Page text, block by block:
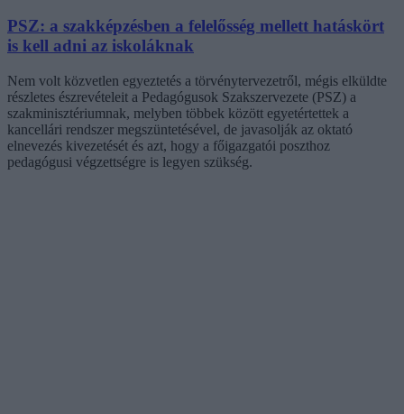
PSZ: a szakképzésben a felelősség mellett hatáskört
is kell adni az iskoláknak
Nem volt közvetlen egyeztetés a törvénytervezetről, mégis elküldte
részletes észrevételeit a Pedagógusok Szakszervezete (PSZ) a
szakminisztériumnak, melyben többek között egyetértettek a
kancellári rendszer megszüntetésével, de javasolják az oktató
elnevezés kivezetését és azt, hogy a főigazgatói poszthoz
pedagógusi végzettségre is legyen szükség.